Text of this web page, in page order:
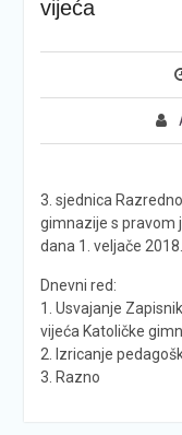
vijeća
3. sjednica
gimnazije s pravom
dana 1. veljače
Dnevni red:
1. Usvajanje
vijeća Katoličke
2. Izricanje
3. Razno